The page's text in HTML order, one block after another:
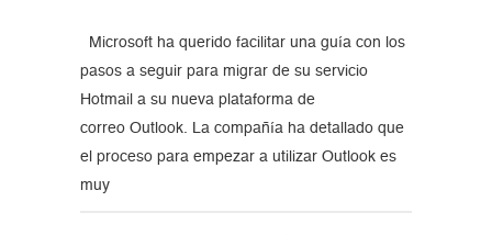
Microsoft ha querido facilitar una guía con los
pasos a seguir para migrar de su servicio
Hotmail a su nueva plataforma de
correo Outlook. La compañía ha detallado que
el proceso para empezar a utilizar Outlook es
muy